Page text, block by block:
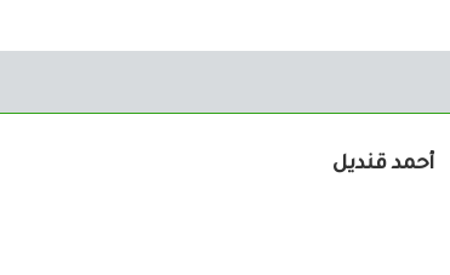
أحمد قنديل